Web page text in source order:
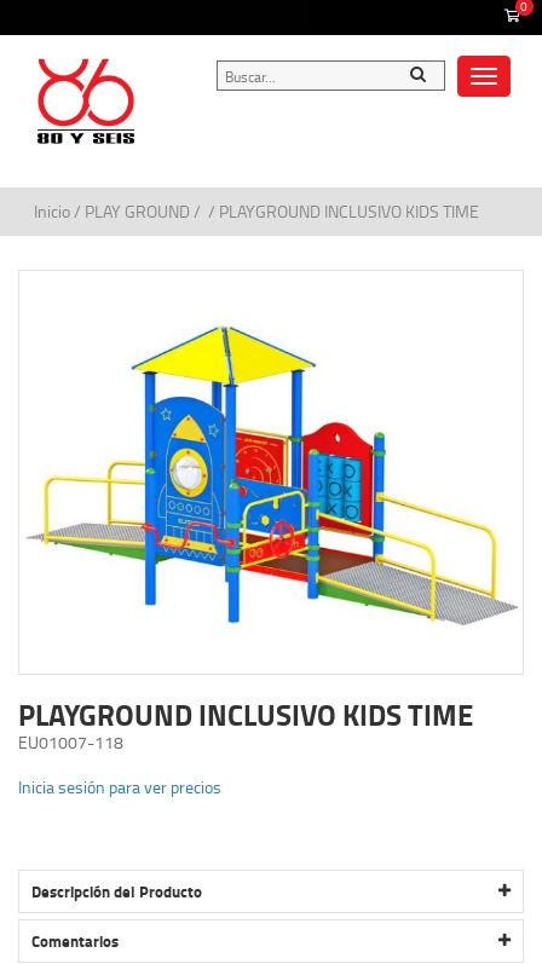
0
Toggle
Inicio/ PLAY GROUND / / PLAYGROUND INCLUSIVO KIDS TIME
PLAYGROUND INCLUSIVO KIDS TIME
EU01007-118
Inicia sesión para ver precios
Descripción del Producto
PLAYGROUND INCLUSIVO KIDS TIME
Comentarios